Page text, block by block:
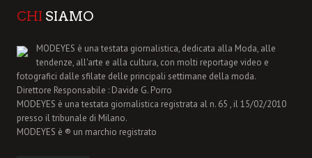
CHI SIAMO
MODEYES è una testata giornalistica, dedicata alla Moda, alle
tendenze, all'arte e alla cultura, con molti reportage video e
fotografici dalle sfilate delle principali settimane della moda.
Direttore Responsabile : Davide G. Porro
MODEYES è una testata giornalistica registrata al n. 65 , il 15/02/2010
presso il tribunale di Milano.
MODEYES è ® un marchio registrato